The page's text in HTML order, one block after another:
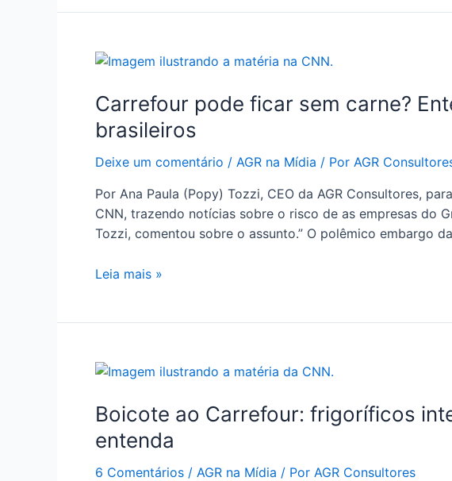
Carrefour pode ficar sem carne?
brasileiros
Deixe um comentário / AGR na Mídia / Por AGR
Por Ana Paula (Popy) Tozzi, CEO da AGR Consultores,
CNN, trazendo notícias sobre o risco de as empresas do
Tozzi, comentou sobre o assunto.” O polêmico embargo
Leia mais »
Boicote ao Carrefour: frigoríficos
entenda
6 Comentários / AGR na Mídia / Por AGR Consultores